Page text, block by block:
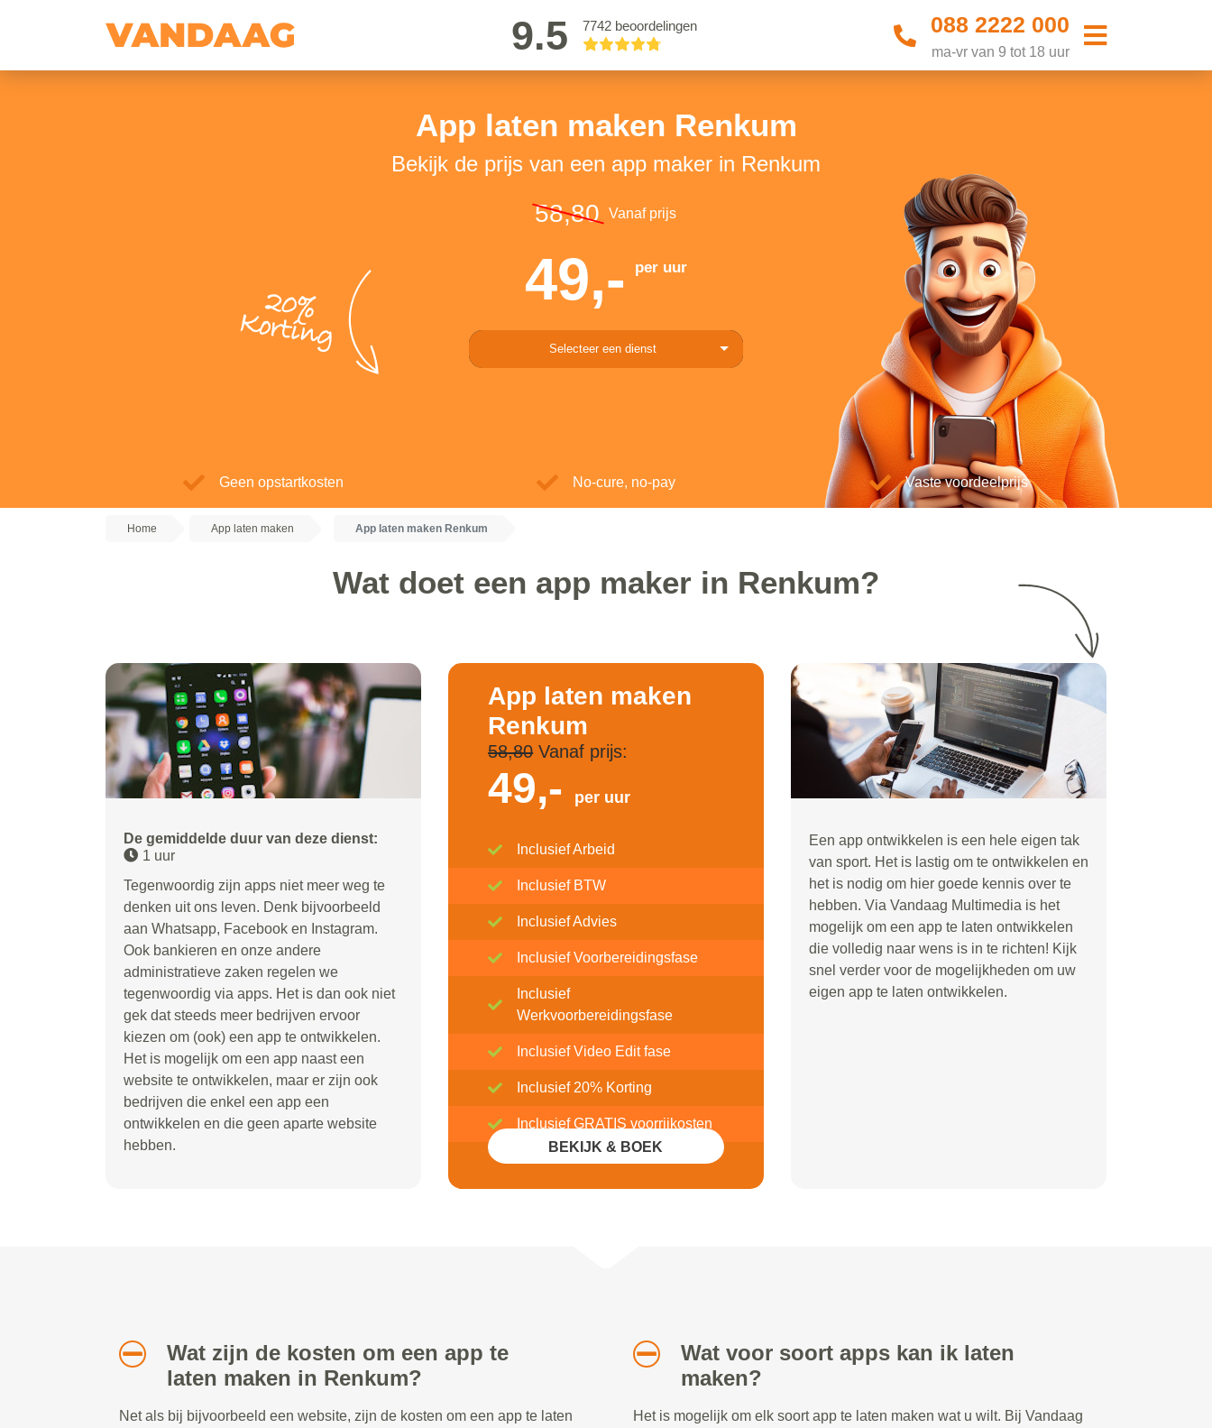
9.5 7742 beoordelingen 088 2222 000
ma-vr van 9 tot 18 uur
App laten maken Renkum
Bekijk de prijs van een app maker in Renkum
20%
Korting
58,80 Vanaf prijs
49,- per uur
Selecteer een dienst
Geen opstartkosten No-cure, no-pay Vaste voordeelprijs
Home App laten maken App laten maken Renkum
Wat doet een app maker in Renkum?
De gemiddelde duur van deze dienst:
1 uur
Tegenwoordig zijn apps niet meer weg te
denken uit ons leven. Denk bijvoorbeeld
aan Whatsapp, Facebook en Instagram.
Ook bankieren en onze andere
administratieve zaken regelen we
tegenwoordig via apps. Het is dan ook niet
gek dat steeds meer bedrijven ervoor
kiezen om (ook) een app te ontwikkelen.
Het is mogelijk om een app naast een
website te ontwikkelen, maar er zijn ook
bedrijven die enkel een app een
ontwikkelen en die geen aparte website
hebben.
App laten maken
Renkum
58,80Vanaf prijs:
49,- per uur
Inclusief Arbeid
Inclusief BTW
Inclusief Advies
Inclusief Voorbereidingsfase
Inclusief
Werkvoorbereidingsfase
Inclusief Video Edit fase
Inclusief 20% Korting
Inclusief GRATIS voorrijkosten
BEKIJK & BOEK
Een app ontwikkelen is een hele eigen tak
van sport. Het is lastig om te ontwikkelen en
het is nodig om hier goede kennis over te
hebben. Via Vandaag Multimedia is het
mogelijk om een app te laten ontwikkelen
die volledig naar wens is in te richten! Kijk
snel verder voor de mogelijkheden om uw
eigen app te laten ontwikkelen.
Wat zijn de kosten om een app te
laten maken in Renkum?
Net als bij bijvoorbeeld een website, zijn de kosten om een app te laten
Wat voor soort apps kan ik laten
maken?
Het is mogelijk om elk soort app te laten maken wat u wilt. Bij Vandaag